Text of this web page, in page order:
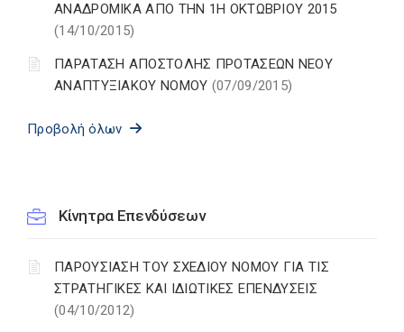
ΑΝΑΔΡΟΜΙΚΑ ΑΠΟ ΤΗΝ 1Η ΟΚΤΩΒΡΙΟΥ 2015
(14/10/2015)
ΠΑΡΑΤΑΣΗ ΑΠΟΣΤΟΛΗΣ ΠΡΟΤΑΣΕΩΝ ΝΕΟΥ
ΑΝΑΠΤΥΞΙΑΚΟΥ ΝΟΜΟΥ (07/09/2015)
Προβολή όλων
Κίνητρα Επενδύσεων
ΠΑΡΟΥΣΙΑΣΗ ΤΟΥ ΣΧΕΔΙΟΥ ΝΟΜΟΥ ΓΙΑ ΤΙΣ
ΣΤΡΑΤΗΓΙΚΕΣ ΚΑΙ ΙΔΙΩΤΙΚΕΣ ΕΠΕΝΔΥΣΕΙΣ
(04/10/2012)